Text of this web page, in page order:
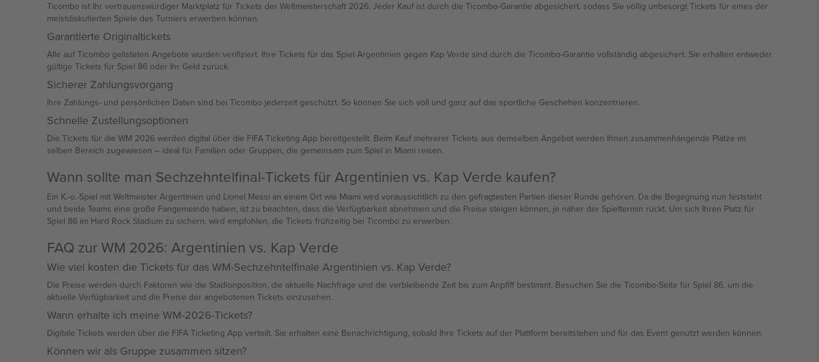
Ticombo ist Ihr vertrauenswürdiger Marktplatz für Tickets der Weltmeisterschaft 2026. Jeder Kauf ist durch die Ticombo-Garantie abgesichert, sodass Sie völlig unbesorgt Tickets für eines der
meistdiskutierten Spiele des Turniers erwerben können.
Garantierte Originaltickets
Alle auf Ticombo gelisteten Angebote wurden verifiziert. Ihre Tickets für das Spiel Argentinien gegen Kap Verde sind durch die Ticombo-Garantie vollständig abgesichert. Sie erhalten entweder
gültige Tickets für Spiel 86 oder Ihr Geld zurück.
Sicherer Zahlungsvorgang
Ihre Zahlungs- und persönlichen Daten sind bei Ticombo jederzeit geschützt. So können Sie sich voll und ganz auf das sportliche Geschehen konzentrieren.
Schnelle Zustellungsoptionen
Die Tickets für die WM 2026 werden digital über die FIFA Ticketing App bereitgestellt. Beim Kauf mehrerer Tickets aus demselben Angebot werden Ihnen zusammenhängende Plätze im
selben Bereich zugewiesen – ideal für Familien oder Gruppen, die gemeinsam zum Spiel in Miami reisen.
Wann sollte man Sechzehntelfinal-Tickets für Argentinien vs. Kap Verde kaufen?
Ein K.-o.-Spiel mit Weltmeister Argentinien und Lionel Messi an einem Ort wie Miami wird voraussichtlich zu den gefragtesten Partien dieser Runde gehören. Da die Begegnung nun feststeht
und beide Teams eine große Fangemeinde haben, ist zu beachten, dass die Verfügbarkeit abnehmen und die Preise steigen können, je näher der Spieltermin rückt. Um sich Ihren Platz für
Spiel 86 im Hard Rock Stadium zu sichern, wird empfohlen, die Tickets frühzeitig bei Ticombo zu erwerben.
FAQ zur WM 2026: Argentinien vs. Kap Verde
Wie viel kosten die Tickets für das WM-Sechzehntelfinale Argentinien vs. Kap Verde?
Die Preise werden durch Faktoren wie die Stadionposition, die aktuelle Nachfrage und die verbleibende Zeit bis zum Anpfiff bestimmt. Besuchen Sie die Ticombo-Seite für Spiel 86, um die
aktuelle Verfügbarkeit und die Preise der angebotenen Tickets einzusehen.
Wann erhalte ich meine WM-2026-Tickets?
Digitale Tickets werden über die FIFA Ticketing App verteilt. Sie erhalten eine Benachrichtigung, sobald Ihre Tickets auf der Plattform bereitstehen und für das Event genutzt werden können.
Können wir als Gruppe zusammen sitzen?